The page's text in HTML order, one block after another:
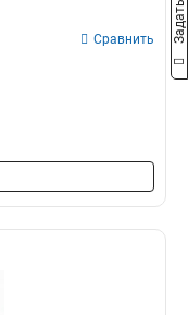
Сравнить